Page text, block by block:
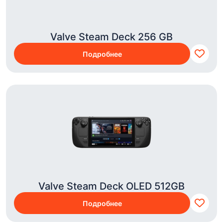
Valve Steam Deck 256 GB
Подробнее
Valve Steam Deck OLED 512GB
Подробнее